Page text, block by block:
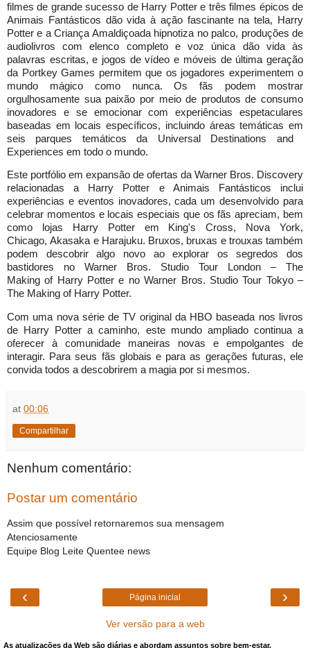
filmes de grande sucesso de Harry Potter e três filmes épicos de
Animais Fantásticos dão vida à ação fascinante na tela, Harry
Potter e a Criança Amaldiçoada hipnotiza no palco, produções de
audiolivros com elenco completo e voz única dão vida às
palavras escritas, e jogos de vídeo e móveis de última geração
da Portkey Games permitem que os jogadores experimentem o
mundo mágico como nunca. Os fãs podem mostrar
orgulhosamente sua paixão por meio de produtos de consumo
inovadores e se emocionar com experiências espetaculares
baseadas em locais específicos, incluindo áreas temáticas em
seis parques temáticos da Universal Destinations and
Experiences em todo o mundo.
Este portfólio em expansão de ofertas da Warner Bros. Discovery
relacionadas a Harry Potter e Animais Fantásticos inclui
experiências e eventos inovadores, cada um desenvolvido para
celebrar momentos e locais especiais que os fãs apreciam, bem
como lojas Harry Potter em King's Cross, Nova York,
Chicago, Akasaka e Harajuku. Bruxos, bruxas e trouxas também
podem descobrir algo novo ao explorar os segredos dos
bastidores no Warner Bros. Studio Tour London – The
Making of Harry Potter e no Warner Bros. Studio Tour Tokyo –
The Making of Harry Potter.
Com uma nova série de TV original da HBO baseada nos livros
de Harry Potter a caminho, este mundo ampliado continua a
oferecer à comunidade maneiras novas e empolgantes de
interagir. Para seus fãs globais e para as gerações futuras, ele
convida todos a descobrirem a magia por si mesmos.
at 00:06
Compartilhar
Nenhum comentário:
Postar um comentário
Assim que possível retornaremos sua mensagem
Atenciosamente
Equipe Blog Leite Quentee news
‹ ›
Página inicial
Ver versão para a web
As atualizações da Web são diárias e abordam assuntos sobre bem-estar,